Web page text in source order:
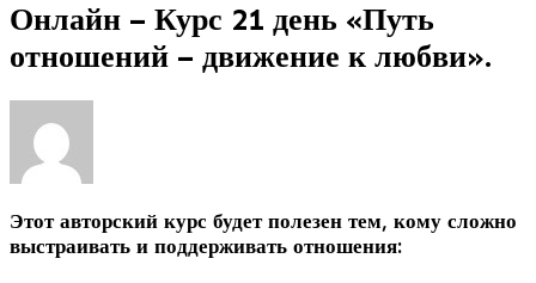
Онлайн – Курс 21 день «Путь
отношений – движение к любви».
Этот авторский курс будет полезен тем, кому сложно
выстраивать и поддерживать отношения: